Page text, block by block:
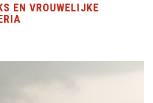
EN VROUWELIJKE